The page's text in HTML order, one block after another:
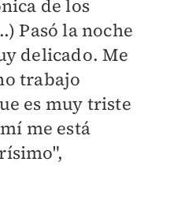
de los
Pasó la noche
delicado. Me
trabajo
es muy triste
me está